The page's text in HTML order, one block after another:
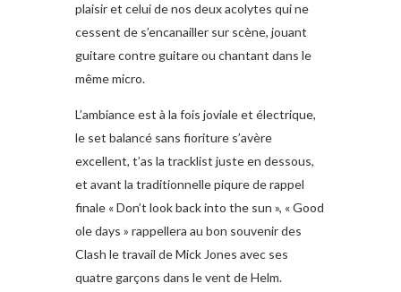
plaisir et celui de nos deux acolytes qui ne
cessent de s’encanailler sur scène, jouant
guitare contre guitare ou chantant dans le
même micro.
L’ambiance est à la fois joviale et électrique,
le set balancé sans fioriture s’avère
excellent, t’as la tracklist juste en dessous,
et avant la traditionnelle piqure de rappel
finale « Don’t look back into the sun », « Good
ole days » rappellera au bon souvenir des
Clash le travail de Mick Jones avec ses
quatre garçons dans le vent de Helm.